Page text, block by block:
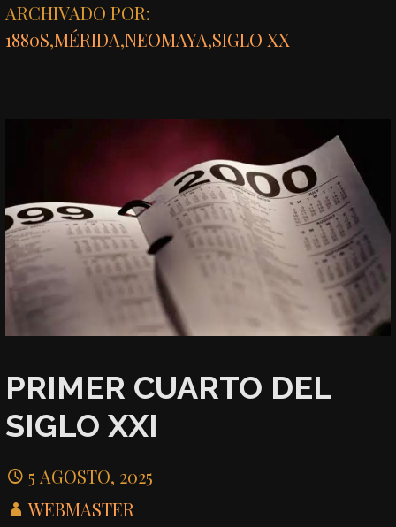
ARCHIVADO POR:
1880S,MÉRIDA,NEOMAYA,SIGLO XX
PRIMER CUARTO DEL
SIGLO XXI
5 AGOSTO, 2025
WEBMASTER